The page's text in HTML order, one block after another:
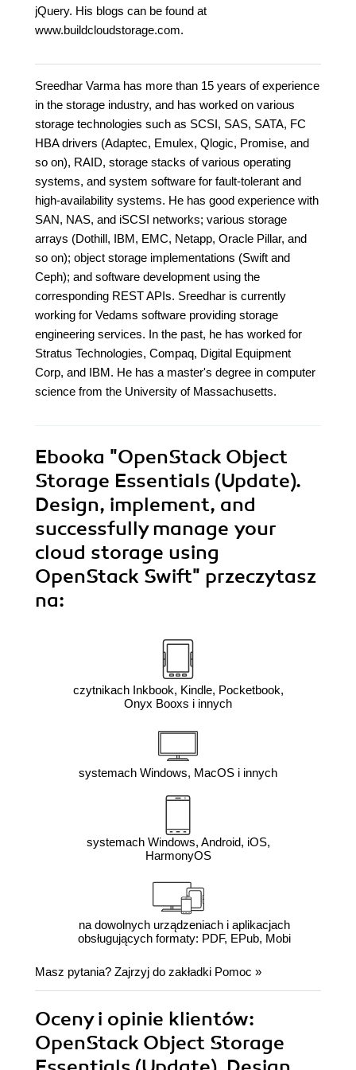
jQuery. His blogs can be found at
www.buildcloudstorage.com.
Sreedhar Varma has more than 15 years of experience
in the storage industry, and has worked on various
storage technologies such as SCSI, SAS, SATA, FC
HBA drivers (Adaptec, Emulex, Qlogic, Promise, and
so on), RAID, storage stacks of various operating
systems, and system software for fault-tolerant and
high-availability systems. He has good experience with
SAN, NAS, and iSCSI networks; various storage
arrays (Dothill, IBM, EMC, Netapp, Oracle Pillar, and
so on); object storage implementations (Swift and
Ceph); and software development using the
corresponding REST APIs. Sreedhar is currently
working for Vedams software providing storage
engineering services. In the past, he has worked for
Stratus Technologies, Compaq, Digital Equipment
Corp, and IBM. He has a master's degree in computer
science from the University of Massachusetts.
Ebooka "OpenStack Object
Storage Essentials (Update).
Design, implement, and
successfully manage your
cloud storage using
OpenStack Swift" przeczytasz
na:
czytnikach Inkbook, Kindle, Pocketbook,
Onyx Booxs i innych
systemach Windows, MacOS i innych
systemach Windows, Android, iOS,
HarmonyOS
na dowolnych urządzeniach i aplikacjach
obsługujących formaty: PDF, EPub, Mobi
Masz pytania? Zajrzyj do zakładki Pomoc »
Oceny i opinie klientów:
OpenStack Object Storage